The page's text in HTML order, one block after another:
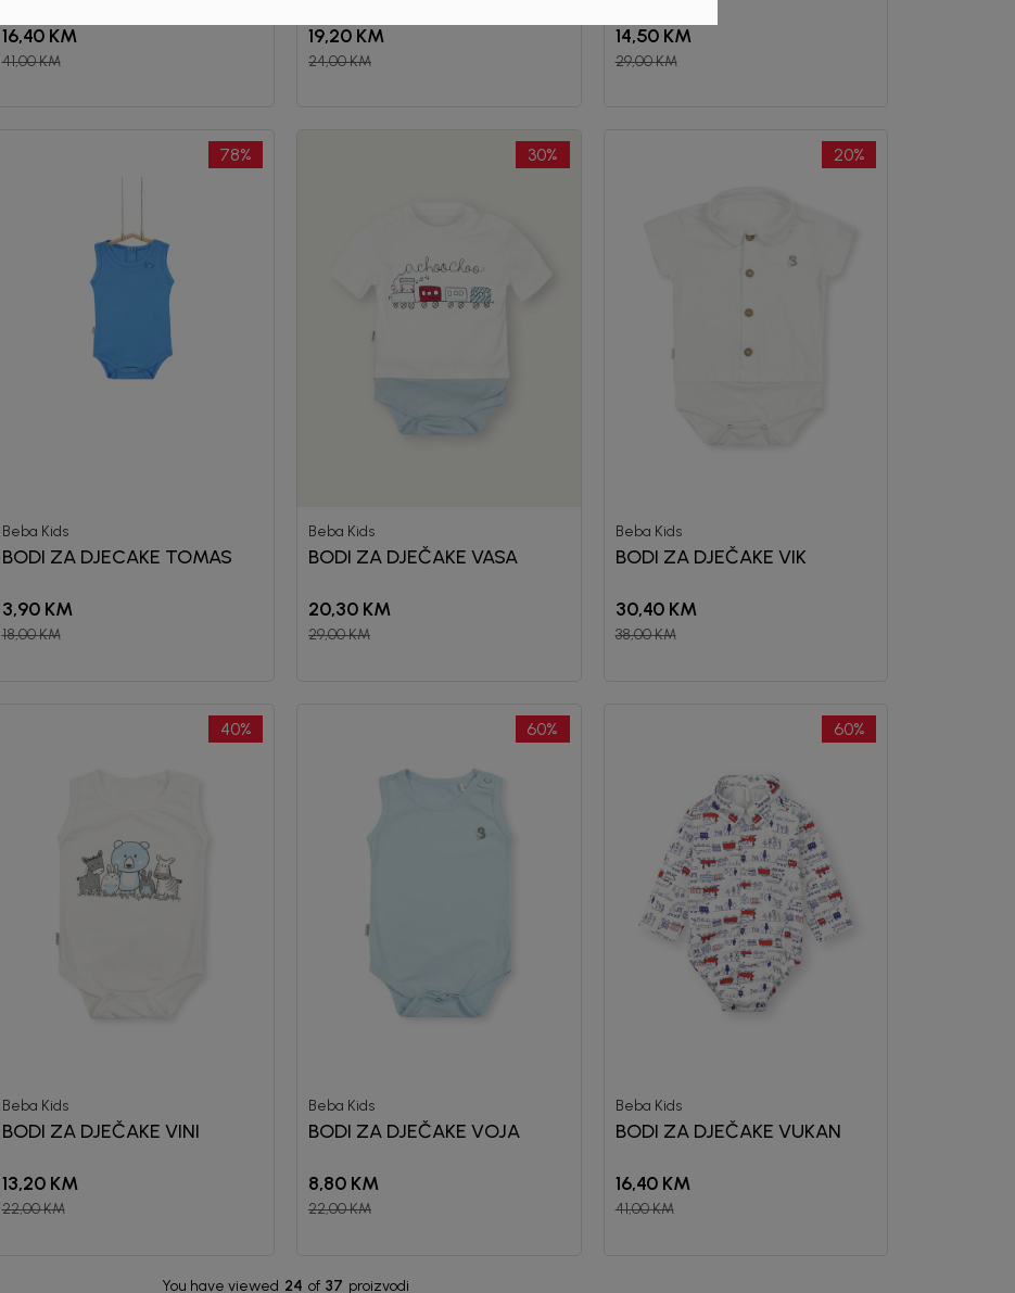
16,40 KM
41,00KM
19,20 KM
24,00KM
14,50 KM
29,00KM
78%
Beba Kids
BODI ZA DJECAKE TOMAS
3,90 KM
18,00KM
30%
Beba Kids
BODI ZA DJEČAKE VASA
20,30 KM
29,00KM
20%
Beba Kids
BODI ZA DJEČAKE VIK
30,40 KM
38,00KM
40%
Beba Kids
BODI ZA DJEČAKE VINI
13,20 KM
22,00KM
60%
Beba Kids
BODI ZA DJEČAKE VOJA
8,80 KM
22,00KM
60%
Beba Kids
BODI ZA DJEČAKE VUKAN
16,40 KM
41,00KM
You have viewed 24 of 37 proizvodi